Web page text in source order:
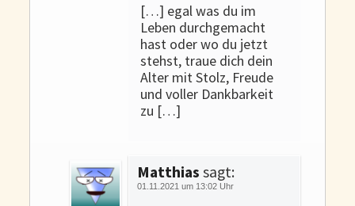
[…] egal was du im
Leben durchgemacht
hast oder wo du jetzt
stehst, traue dich dein
Alter mit Stolz, Freude
und voller Dankbarkeit
zu […]
Matthias sagt:
01.11.2021 um 13:02 Uhr